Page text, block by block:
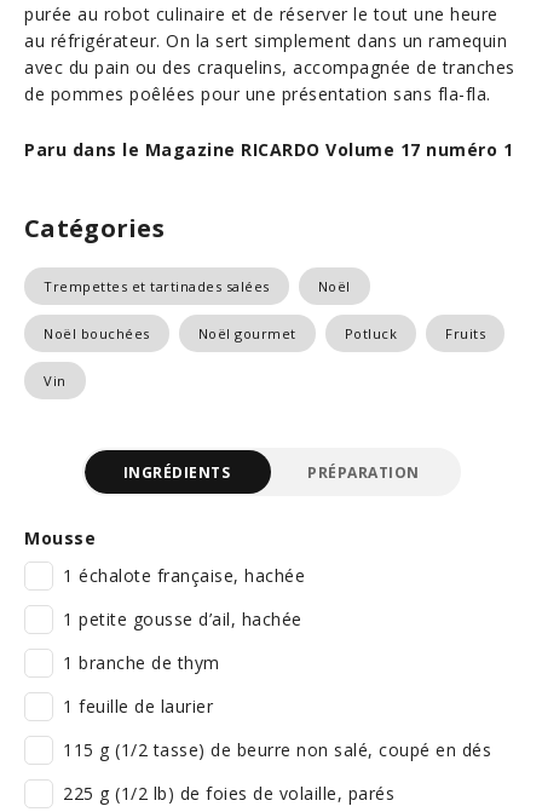
purée au robot culinaire et de réserver le tout une heure
au réfrigérateur. On la sert simplement dans un ramequin
avec du pain ou des craquelins, accompagnée de tranches
de pommes poêlées pour une présentation sans fla-fla.
Paru dans le Magazine RICARDO Volume 17 numéro 1
Catégories
Trempettes et tartinades salées Noël
Noël bouchées Noël gourmet Potluck Fruits
Vin
INGRÉDIENTS PRÉPARATION
Mousse
1 échalote française, hachée
1 petite gousse d’ail, hachée
1 branche de thym
1 feuille de laurier
115 g (1/2 tasse) de beurre non salé, coupé en dés
225 g (1/2 lb) de foies de volaille, parés